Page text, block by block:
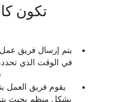
تكون
يتم إرسال فريق
في الوقت الذي
يقوم فريق العمل
بشكل منظم بحيث